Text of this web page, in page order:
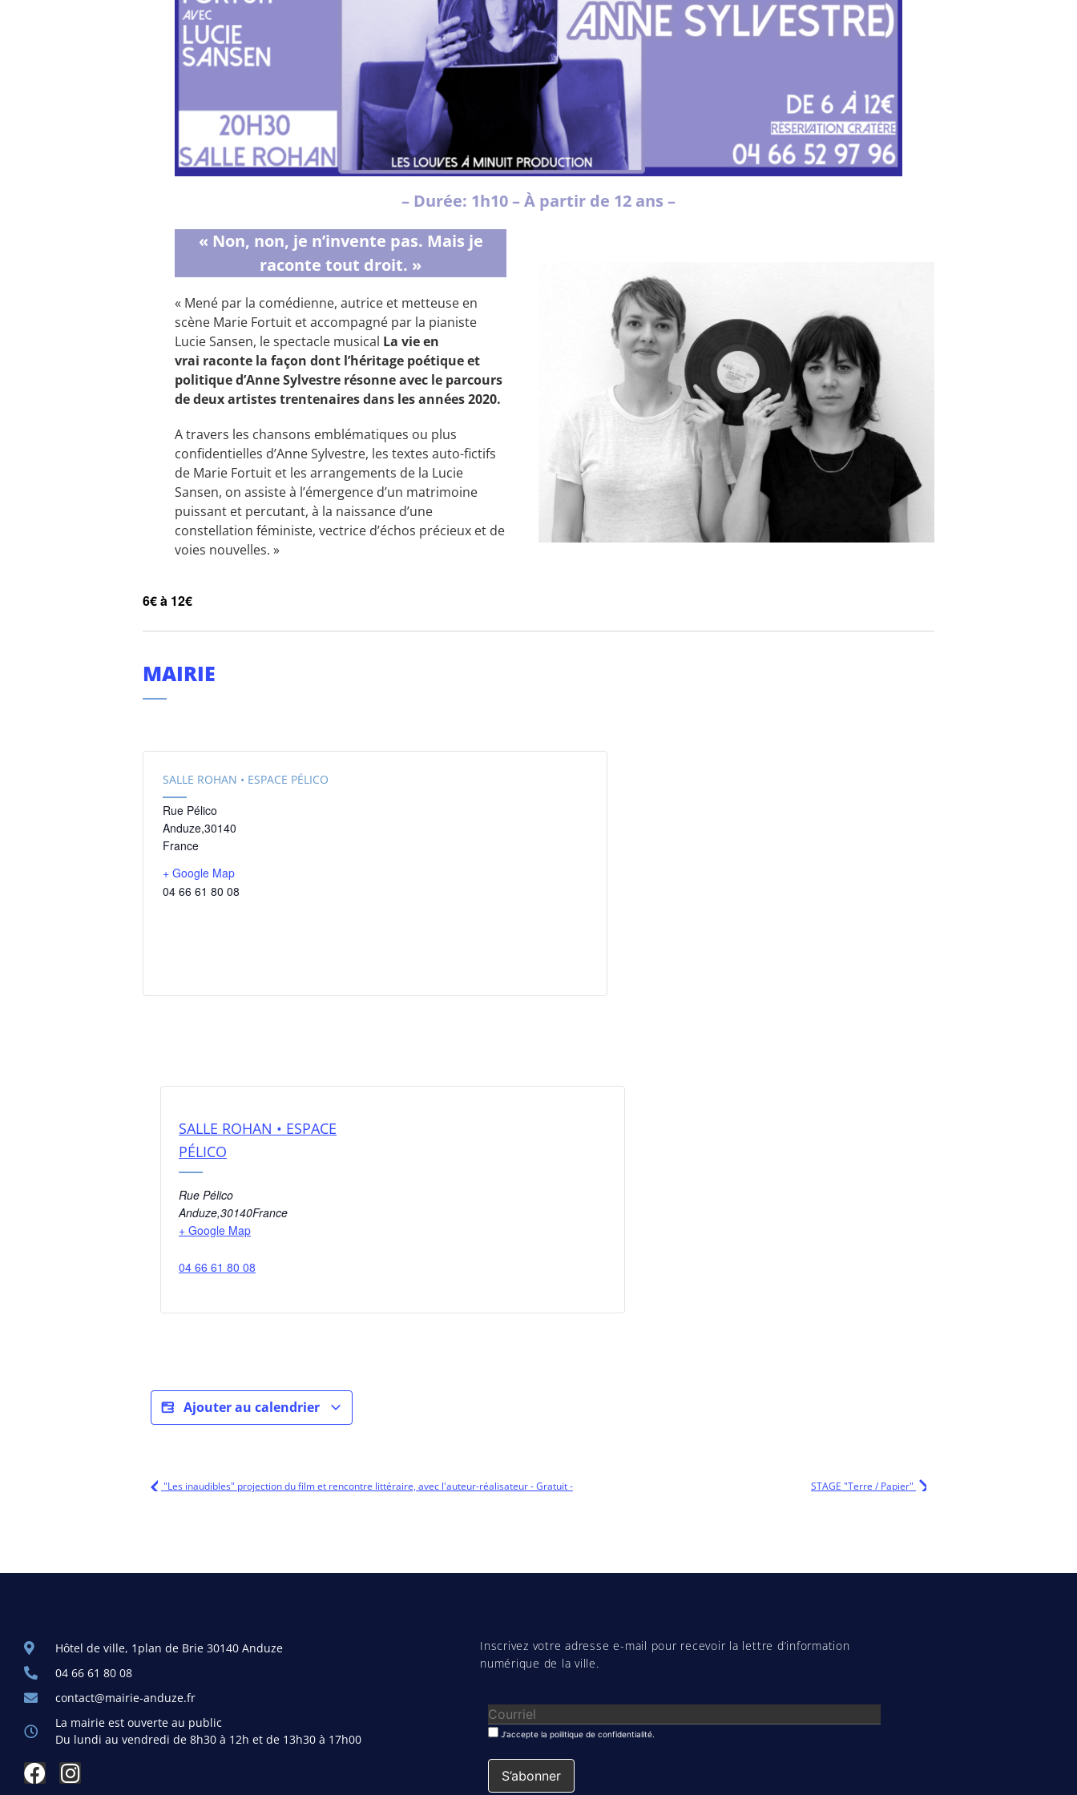
– Durée: 1h10 – À partir de 12 ans –
« Non, non, je n’invente pas. Mais je
raconte tout droit. »
« Mené par la comédienne, autrice et metteuse en
scène Marie Fortuit et accompagné par la pianiste
Lucie Sansen, le spectacle musical La vie en
vrai raconte la façon dont l’héritage poétique et
politique d’Anne Sylvestre résonne avec le parcours
de deux artistes trentenaires dans les années 2020.
A travers les chansons emblématiques ou plus
confidentielles d’Anne Sylvestre, les textes auto-fictifs
de Marie Fortuit et les arrangements de la Lucie
Sansen, on assiste à l’émergence d’un matrimoine
puissant et percutant, à la naissance d’une
constellation féministe, vectrice d’échos précieux et de
voies nouvelles. »
6€ à 12€
MAIRIE
SALLE ROHAN • ESPACE PÉLICO
Rue Pélico
Anduze,30140
France
+ Google Map
04 66 61 80 08
SALLE ROHAN • ESPACE
PÉLICO
Rue Pélico
Anduze,30140France
+ Google Map
04 66 61 80 08
Ajouter au calendrier
"Les inaudibles" projection du film et rencontre littéraire, avec l'auteur-réalisateur - Gratuit - STAGE "Terre / Papier"
Hôtel de ville, 1plan de Brie 30140 Anduze
04 66 61 80 08
contact@mairie-anduze.fr
La mairie est ouverte au public
Du lundi au vendredi de 8h30 à 12h et de 13h30 à 17h00
Inscrivez votre adresse e-mail pour recevoir la lettre d’information
numérique de la ville.
J'accepte la poilitique de confidentialité.